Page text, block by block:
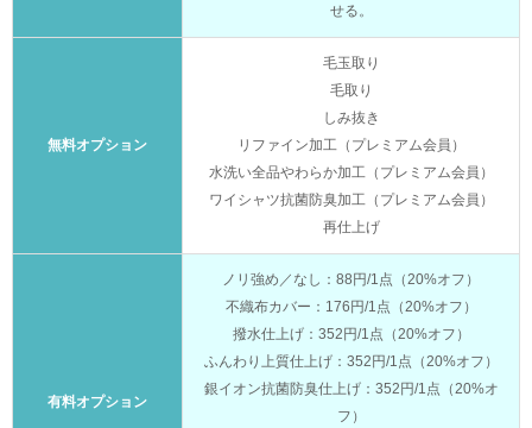
せる。
無料オプション
毛玉取り
毛取り
しみ抜き
リファイン加工（プレミアム会員）
水洗い全品やわらか加工（プレミアム会員）
ワイシャツ抗菌防臭加工（プレミアム会員）
再仕上げ
有料オプション
ノリ強め／なし：88円/1点（20%オフ）
不織布カバー：176円/1点（20%オフ）
撥水仕上げ：352円/1点（20%オフ）
ふんわり上質仕上げ：352円/1点（20%オフ）
銀イオン抗菌防臭仕上げ：352円/1点（20%オ
フ）